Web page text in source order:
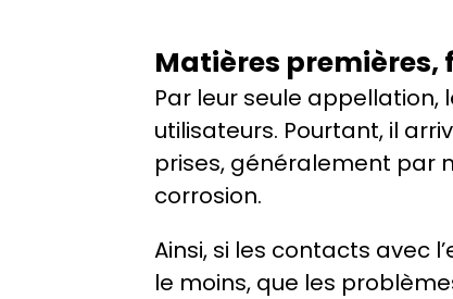
Matières
Par leur seule
utilisateurs. Pourtant, il
prises, généralement par
corrosion.
Ainsi, si les contacts avec
le moins, que les